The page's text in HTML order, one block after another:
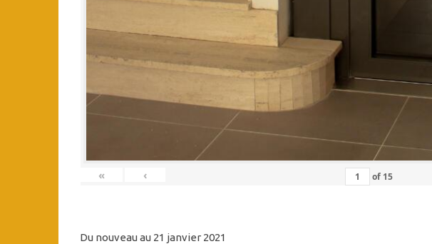
« ‹ of 15
Du nouveau au 21 janvier 2021